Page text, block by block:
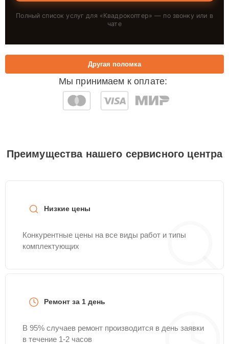
Полный список услуг для «Квадрокоптер» — по звонку или в
чате
Мы принимаем к оплате:
Другая поломка
Преимущества нашего сервисного центра
Низкие цены
Конкурентные цены на все виды работ и типы
комплектующих
Ремонт за 1 день
В 95% случаев ремонт производится в день заявки
в течение 1-2 часов